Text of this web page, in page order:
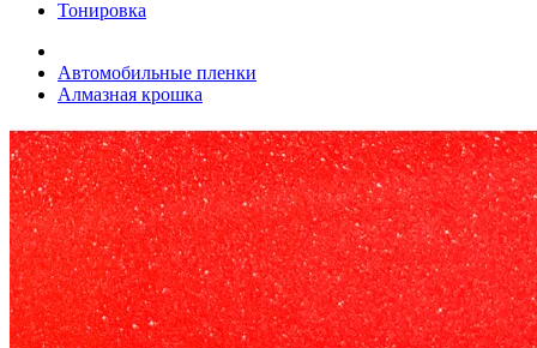
Тонировка
Автомобильные пленки
Алмазная крошка